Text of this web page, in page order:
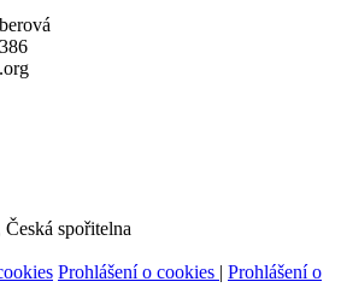
spořitelna
Prohlášení o cookies | Prohlášení o